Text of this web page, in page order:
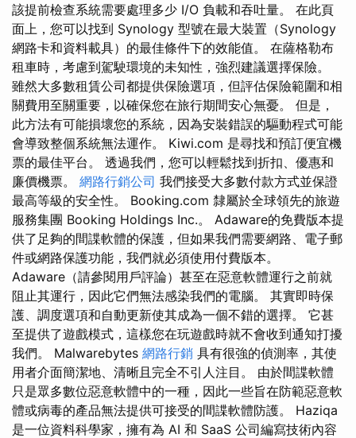
該提前檢查系統需要處理多少 I/O 負載和吞吐量。 在此頁
面上，您可以找到 Synology 型號在最大裝置（Synology
網路卡和資料載具）的最佳條件下的效能值。 在薩格勒布
租車時，考慮到駕駛環境的未知性，強烈建議選擇保險。
雖然大多數租賃公司都提供保險選項，但評估保險範圍和相
關費用至關重要，以確保您在旅行期間安心無憂。 但是，
此方法有可能損壞您的系統，因為安裝錯誤的驅動程式可能
會導致整個系統無法運作。 Kiwi.com 是尋找和預訂便宜機
票的最佳平台。 透過我們，您可以輕鬆找到折扣、優惠和
廉價機票。 網路行銷公司 我們接受大多數付款方式並保證
最高等級的安全性。 Booking.com 隸屬於全球領先的旅遊
服務集團 Booking Holdings Inc.。 Adaware的免費版本提
供了足夠的間諜軟體的保護，但如果我們需要網路、電子郵
件或網路保護功能，我們就必須使用付費版本。
Adaware（請參閱用戶評論）甚至在惡意軟體運行之前就
阻止其運行，因此它們無法感染我們的電腦。 其實即時保
護、調度選項和自動更新使其成為一個不錯的選擇。 它甚
至提供了遊戲模式，這樣您在玩遊戲時就不會收到通知打擾
我們。 Malwarebytes 網路行銷 具有很強的偵測率，其使
用者介面簡潔地、清晰且完全不引人注目。 由於間諜軟體
只是眾多數位惡意軟體中的一種，因此一些旨在防範惡意軟
體或病毒的產品無法提供可接受的間諜軟體防護。 Haziqa
是一位資料科學家，擁有為 AI 和 SaaS 公司編寫技術內容